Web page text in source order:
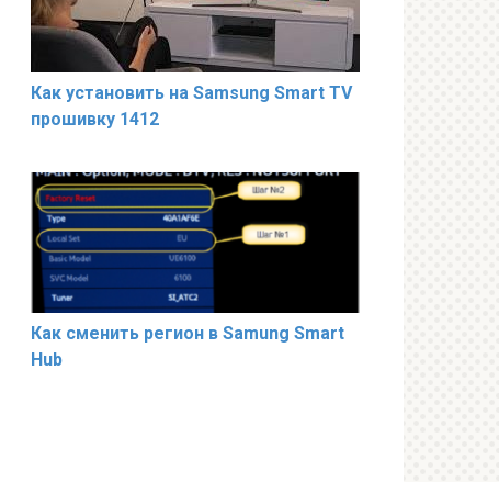
Как установить на Samsung Smart TV
прошивку 1412
Как сменить регион в Samung Smart
Hub